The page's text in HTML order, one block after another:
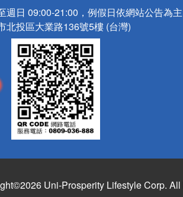
週日 09:00-21:00，例假日依網站公告為主
北投區大業路136號5樓 (台灣)
Uni-Prosperity Lifestyle Corp.